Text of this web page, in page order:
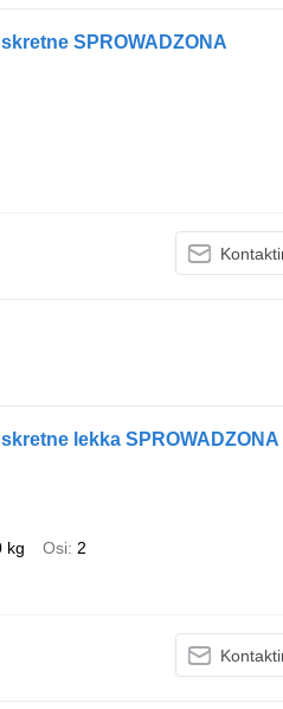
SPROWADZONA
lekka SPROWADZONA
kg Osi 2